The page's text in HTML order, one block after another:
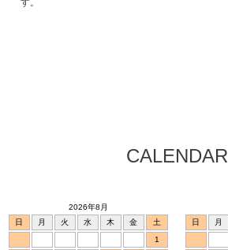
す。
CALENDAR
2026年8月
日
月 火 水 木 金
土
1
日
月